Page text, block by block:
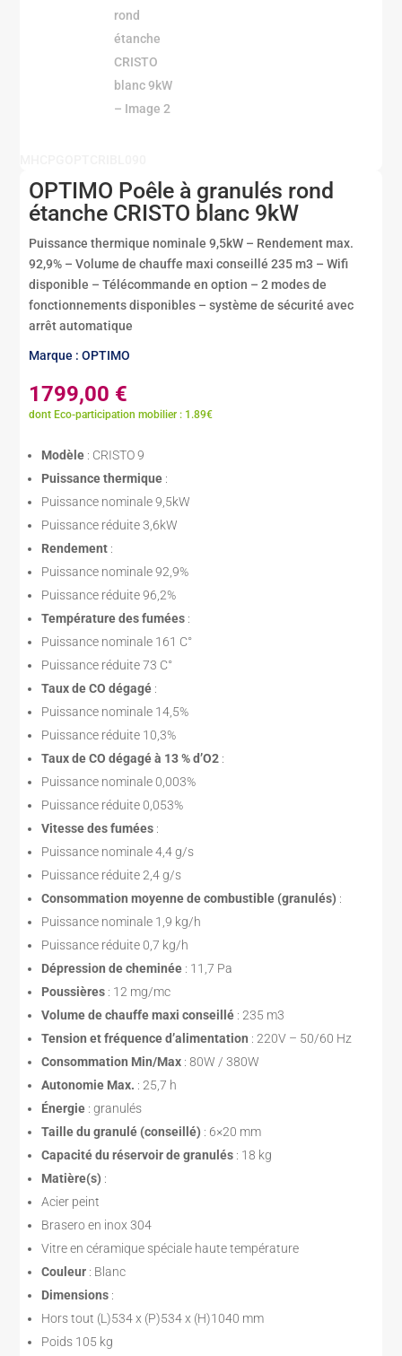
OPTIMO Poêle à granulés rond
étanche CRISTO blanc 9kW
Puissance thermique nominale 9,5kW – Rendement max.
92,9% – Volume de chauffe maxi conseillé 235 m3 – Wifi
disponible – Télécommande en option – 2 modes de
fonctionnements disponibles – système de sécurité avec
arrêt automatique
Marque : OPTIMO
1799,00 €
dont Eco-participation mobilier : 1.89€
Modèle : CRISTO 9
Puissance thermique :
Puissance nominale 9,5kW
Puissance réduite 3,6kW
Rendement :
Puissance nominale 92,9%
Puissance réduite 96,2%
Température des fumées :
Puissance nominale 161 C°
Puissance réduite 73 C°
Taux de CO dégagé :
Puissance nominale 14,5%
Puissance réduite 10,3%
Taux de CO dégagé à 13 % d’O2 :
Puissance nominale 0,003%
Puissance réduite 0,053%
Vitesse des fumées :
Puissance nominale 4,4 g/s
Puissance réduite 2,4 g/s
Consommation moyenne de combustible (granulés) :
Puissance nominale 1,9 kg/h
Puissance réduite 0,7 kg/h
Dépression de cheminée : 11,7 Pa
Poussières : 12 mg/mc
Volume de chauffe maxi conseillé : 235 m3
Tension et fréquence d’alimentation : 220V – 50/60 Hz
Consommation Min/Max : 80W / 380W
Autonomie Max. : 25,7 h
Énergie : granulés
Taille du granulé (conseillé) : 6×20 mm
Capacité du réservoir de granulés : 18 kg
Matière(s) :
Acier peint
Brasero en inox 304
Vitre en céramique spéciale haute température
Couleur : Blanc
Dimensions :
Hors tout (L)534 x (P)534 x (H)1040 mm
Poids 105 kg